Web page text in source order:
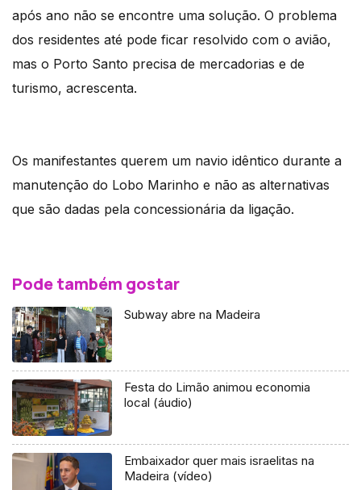
após ano não se encontre uma solução. O problema
dos residentes até pode ficar resolvido com o avião,
mas o Porto Santo precisa de mercadorias e de
turismo, acrescenta.
Os manifestantes querem um navio idêntico durante a
manutenção do Lobo Marinho e não as alternativas
que são dadas pela concessionária da ligação.
Pode também gostar
Subway abre na Madeira
Festa do Limão animou economia
local (áudio)
Embaixador quer mais israelitas na
Madeira (vídeo)